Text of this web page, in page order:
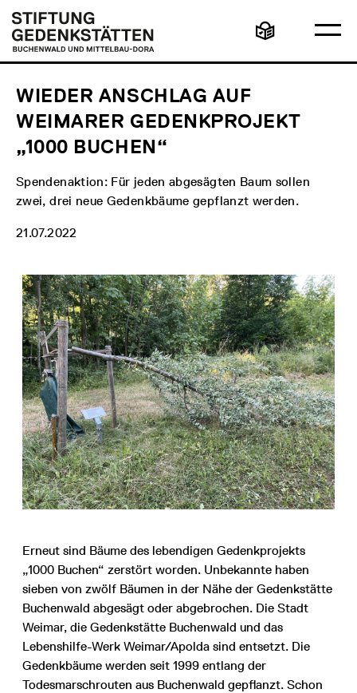
zum
Inhalt
Stiftung
Gedenkstätten
Buchenwald
und
Mittelbau-
Leichte
Sprache
WIEDER ANSCHLAG AUF
WEIMARER GEDENKPROJEKT
„1000 BUCHEN“
Spendenaktion: Für jeden abgesägten Baum sollen
zwei, drei neue Gedenkbäume gepflanzt werden.
21.07.2022
Erneut sind Bäume des lebendigen Gedenkprojekts
„1000 Buchen“ zerstört worden. Unbekannte haben
sieben von zwölf Bäumen in der Nähe der Gedenkstätte
Buchenwald abgesägt oder abgebrochen. Die Stadt
Weimar, die Gedenkstätte Buchenwald und das
Lebenshilfe-Werk Weimar/Apolda sind entsetzt. Die
Gedenkbäume werden seit 1999 entlang der
Todesmarschrouten aus Buchenwald gepflanzt. Schon